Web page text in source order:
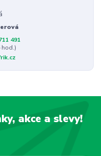
491
hod.)
akce a slevy!